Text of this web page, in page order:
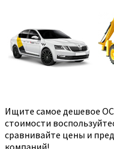
Ищите самое дешевое
стоимости
сравнивайте цены и